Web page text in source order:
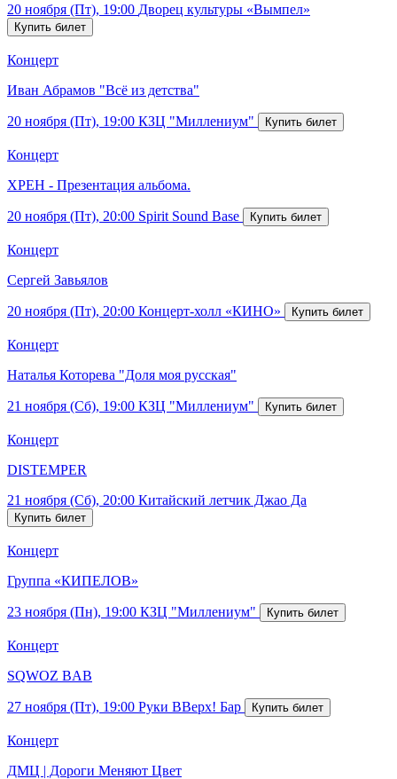
20 ноября (Пт), 19:00 Дворец культуры «Вымпел»
Концерт
Иван Абрамов "Всё из детства"
20 ноября (Пт), 19:00 КЗЦ "Миллениум"
Концерт
ХРЕН - Презентация альбома.
20 ноября (Пт), 20:00 Spirit Sound Base
Концерт
Сергей Завьялов
20 ноября (Пт), 20:00 Концерт-холл «КИНО»
Концерт
Наталья Которева "Доля моя русская"
21 ноября (Сб), 19:00 КЗЦ "Миллениум"
Концерт
DISTEMPER
21 ноября (Сб), 20:00 Китайский летчик Джао Да
Концерт
Группа «КИПЕЛОВ»
23 ноября (Пн), 19:00 КЗЦ "Миллениум"
Концерт
SQWOZ BAB
27 ноября (Пт), 19:00 Руки ВВерх! Бар
Концерт
ДМЦ | Дороги Меняют Цвет